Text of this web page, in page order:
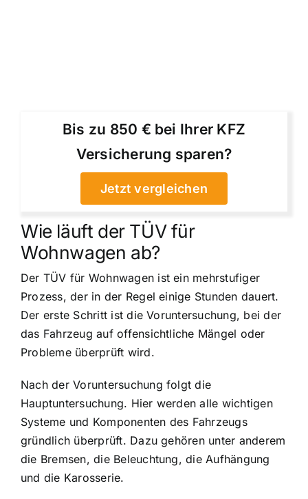
Bis zu 850 € bei Ihrer KFZ
Versicherung sparen?
Jetzt vergleichen
Wie läuft der TÜV für
Wohnwagen ab?
Der TÜV für Wohnwagen ist ein mehrstufiger
Prozess, der in der Regel einige Stunden dauert.
Der erste Schritt ist die Voruntersuchung, bei der
das Fahrzeug auf offensichtliche Mängel oder
Probleme überprüft wird.
Nach der Voruntersuchung folgt die
Hauptuntersuchung. Hier werden alle wichtigen
Systeme und Komponenten des Fahrzeugs
gründlich überprüft. Dazu gehören unter anderem
die Bremsen, die Beleuchtung, die Aufhängung
und die Karosserie.